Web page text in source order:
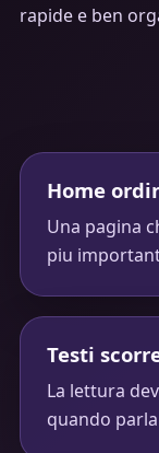
rapide e ben
Home
Una pagina
piu
Testi
La lettura
quando